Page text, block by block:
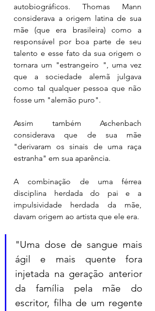
autobiográficos. Thomas Mann
considerava a origem latina de sua
mãe (que era brasileira) como a
responsável por boa parte de seu
talento e esse fato da sua origem o
tornara um "estrangeiro ", uma vez
que a sociedade alemã julgava
como tal qualquer pessoa que não
fosse um "alemão puro".
Assim também Aschenbach
considerava que de sua mãe
"derivaram os sinais de uma raça
estranha" em sua aparência.
A combinação de uma férrea
disciplina herdada do pai e a
impulsividade herdada da mãe,
davam origem ao artista que ele era.
"Uma dose de sangue mais
ágil e mais quente fora
injetada na geração anterior
da família pela mãe do
escritor, filha de um regente